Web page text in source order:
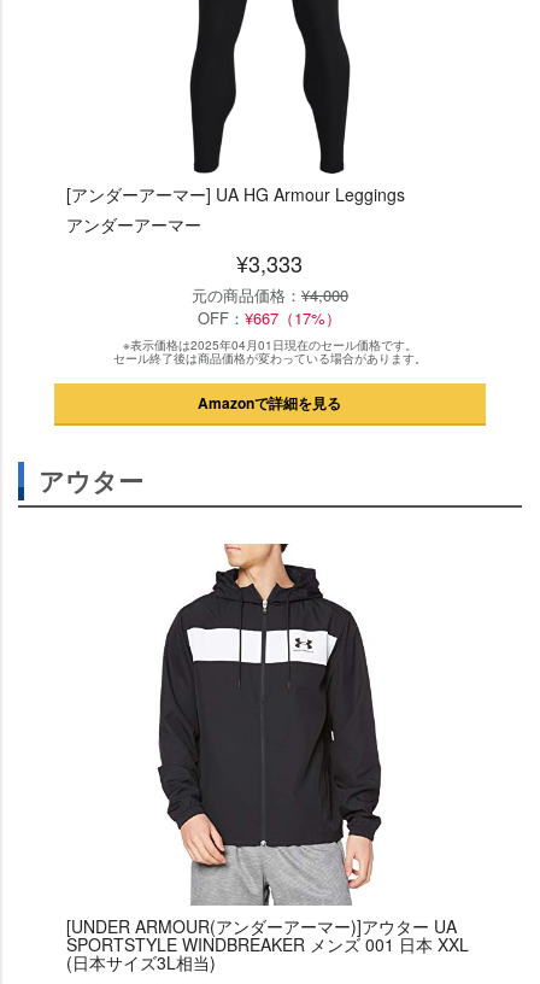
[アンダーアーマー] UA HG Armour Leggings
アンダーアーマー
¥3,333
元の商品価格： ¥4,000
OFF：¥667（17%）
※表示価格は2025年04月01日現在のセール価格です。
セール終了後は商品価格が変わっている場合があります。
Amazonで詳細を見る
アウター
[UNDER ARMOUR(アンダーアーマー)]アウター UA
SPORTSTYLE WINDBREAKER メンズ 001 日本 XXL
(日本サイズ3L相当)